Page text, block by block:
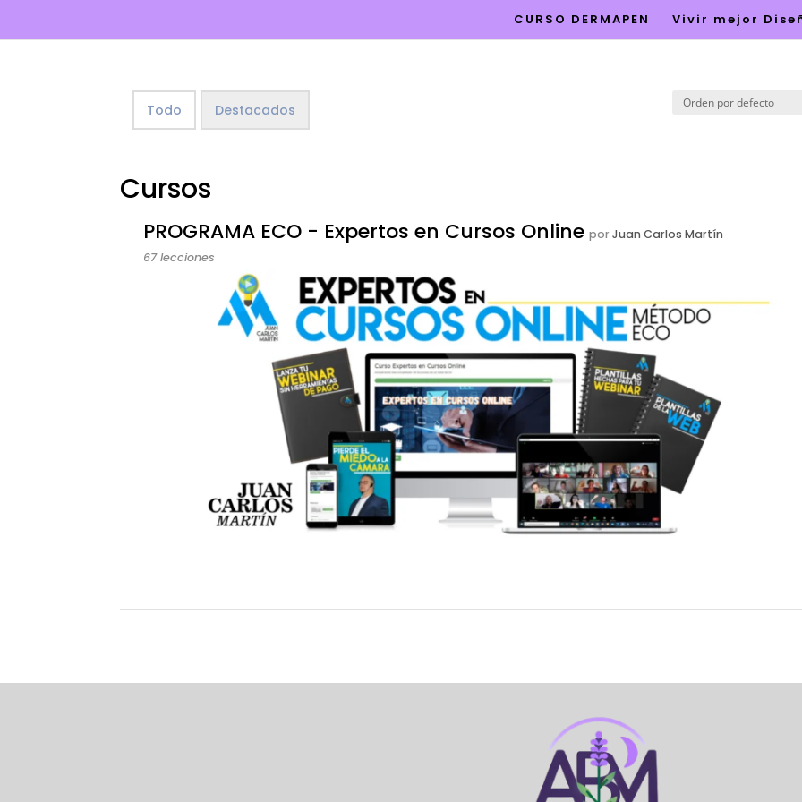
CURSO DERMAPEN Vivir mejor
Todo Destacados
Cursos
PROGRAMA ECO - Expertos en Cursos Online porJuan Carlos Martín
67 lecciones